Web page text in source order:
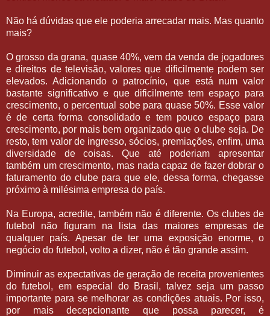
Não há dúvidas que ele poderia arrecadar mais. Mas quanto
mais?
O grosso da grana, quase 40%, vem da venda de jogadores
e direitos de televisão, valores que dificilmente podem ser
elevados. Adicionando o patrocínio, que está num valor
bastante significativo e que dificilmente tem espaço para
crescimento, o percentual sobe para quase 50%. Esse valor
é de certa forma consolidado e tem pouco espaço para
crescimento, por mais bem organizado que o clube seja. De
resto, tem valor de ingresso, sócios, premiações, enfim, uma
diversidade de coisas. Que até poderiam apresentar
também um crescimento, mas nada capaz de fazer dobrar o
faturamento do clube para que ele, dessa forma, chegasse
próximo à milésima empresa do país.
Na Europa, acredite, também não é diferente. Os clubes de
futebol não figuram na lista das maiores empresas de
qualquer país. Apesar de ter uma exposição enorme, o
negócio do futebol, volto a dizer, não é tão grande assim.
Diminuir as expectativas de geração de receita provenientes
do futebol, em especial do Brasil, talvez seja um passo
importante para se melhorar as condições atuais. Por isso,
por mais decepcionante que possa parecer, é